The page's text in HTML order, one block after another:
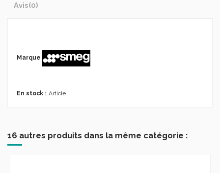
Avis(0)
Marque
En stock 1 Article
16 autres produits dans la même catégorie :